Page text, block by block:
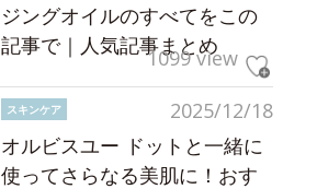
ジングオイルのすべてをこの
記事で｜人気記事まとめ
1099 view
2025/12/18
スキンケア
オルビスユー ドットと一緒に
使ってさらなる美肌に！おす